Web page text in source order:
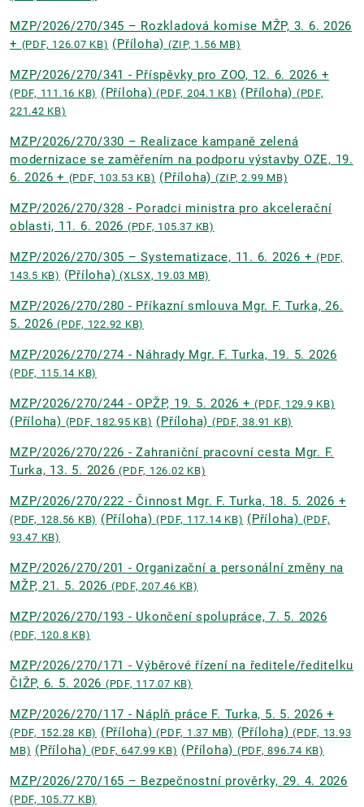
MZP/2026/270/345 – Rozkladová komise MŽP, 3. 6. 2026
+ (PDF, 126.07 KB) (Příloha) (ZIP, 1.56 MB)
MZP/2026/270/341 - Příspěvky pro ZOO, 12. 6. 2026 +
(PDF, 111.16 KB) (Příloha)(PDF, 204.1 KB) (Příloha) (PDF,
221.42 KB)
MZP/2026/270/330 – Realizace kampaně zelená
modernizace se zaměřením na podporu výstavby OZE, 19.
6. 2026 + (PDF, 103.53 KB) (Příloha) (ZIP, 2.99 MB)
MZP/2026/270/328 - Poradci ministra pro akcelerační
oblasti, 11. 6. 2026 (PDF, 105.37 KB)
MZP/2026/270/305 – Systematizace, 11. 6. 2026 + (PDF,
143.5 KB) (Příloha) (XLSX, 19.03 MB)
MZP/2026/270/280 - Příkazní smlouva Mgr. F. Turka, 26.
5. 2026 (PDF, 122.92 KB)
MZP/2026/270/274 - Náhrady Mgr. F. Turka, 19. 5. 2026
(PDF, 115.14 KB)
MZP/2026/270/244 - OPŽP, 19. 5. 2026 +(PDF, 129.9 KB)
(Příloha) (PDF, 182.95 KB) (Příloha) (PDF, 38.91 KB)
MZP/2026/270/226 - Zahraniční pracovní cesta Mgr. F.
Turka, 13. 5. 2026(PDF, 126.02 KB)
MZP/2026/270/222 - Činnost Mgr. F. Turka, 18. 5. 2026 +
(PDF, 128.56 KB) (Příloha)(PDF, 117.14 KB) (Příloha) (PDF,
93.47 KB)
MZP/2026/270/201 - Organizační a personální změny na
MŽP, 21. 5. 2026 (PDF, 207.46 KB)
MZP/2026/270/193 - Ukončení spolupráce, 7. 5. 2026
(PDF, 120.8 KB)
MZP/2026/270/171 - Výběrové řízení na ředitele/ředitelku
ČIŽP, 6. 5. 2026 (PDF, 117.07 KB)
MZP/2026/270/117 - Náplň práce F. Turka, 5. 5. 2026 +
(PDF, 152.28 KB) (Příloha)(PDF, 1.37 MB) (Příloha) (PDF, 13.93
MB) (Příloha) (PDF, 647.99 KB) (Příloha) (PDF, 896.74 KB)
MZP/2026/270/165 – Bezpečnostní prověrky, 29. 4. 2026
(PDF, 105.77 KB)